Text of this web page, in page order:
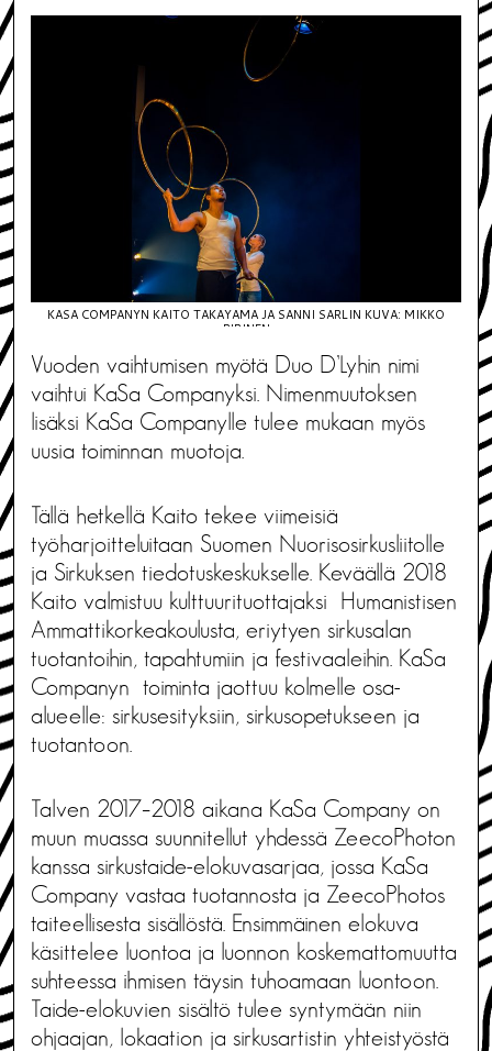
KASA COMPANYN KAITO TAKAYAMA JA SANNI SARLIN KUVA: MIKKO
PIRINEN
Vuoden vaihtumisen myötä Duo D’Lyhin nimi
vaihtui KaSa Companyksi. Nimenmuutoksen
lisäksi KaSa Companylle tulee mukaan myös
uusia toiminnan muotoja.
Tällä hetkellä Kaito tekee viimeisiä
työharjoitteluitaan Suomen Nuorisosirkusliitolle
ja Sirkuksen tiedotuskeskukselle. Keväällä 2018
Kaito valmistuu kulttuurituottajaksi Humanistisen
Ammattikorkeakoulusta, eriytyen sirkusalan
tuotantoihin, tapahtumiin ja festivaaleihin. KaSa
Companyn toiminta jaottuu kolmelle osa-
alueelle: sirkusesityksiin, sirkusopetukseen ja
tuotantoon.
Talven 2017–2018 aikana KaSa Company on
muun muassa suunnitellut yhdessä ZeecoPhoton
kanssa sirkustaide-elokuvasarjaa, jossa KaSa
Company vastaa tuotannosta ja ZeecoPhotos
taiteellisesta sisällöstä. Ensimmäinen elokuva
käsittelee luontoa ja luonnon koskemattomuutta
suhteessa ihmisen täysin tuhoamaan luontoon.
Taide-elokuvien sisältö tulee syntymään niin
ohjaajan, lokaation ja sirkusartistin yhteistyöstä